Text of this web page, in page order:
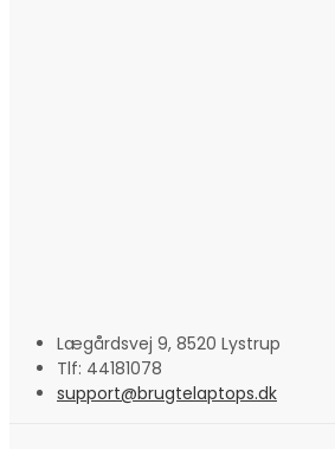
Lægårdsvej 9, 8520 Lystrup
Tlf: 44181078
support@brugtelaptops.dk